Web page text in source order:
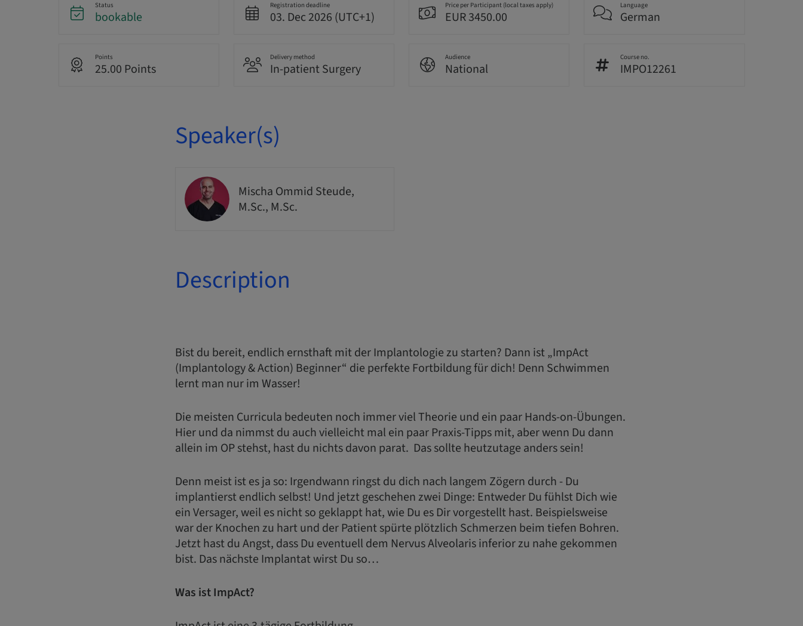
Status
bookable
Registration deadline
03. Dec 2026 (UTC+1)
Price per Participant (local taxes apply)
EUR 3450.00
Language
German
Points
25.00 Points
Delivery method
In-patient Surgery
Audience
National
Course no.
IMPO12261
Speaker(s)
Mischa Ommid Steude,
M.Sc., M.Sc.
Description
Bist du bereit, endlich ernsthaft mit der Implantologie zu starten? Dann ist „ImpAct
(Implantology & Action) Beginner“ die perfekte Fortbildung für dich! Denn Schwimmen
lernt man nur im Wasser!
Die meisten Curricula bedeuten noch immer viel Theorie und ein paar Hands-on-Übungen.
Hier und da nimmst du auch vielleicht mal ein paar Praxis-Tipps mit, aber wenn Du dann
allein im OP stehst, hast du nichts davon parat. Das sollte heutzutage anders sein!
Denn meist ist es ja so: Irgendwann ringst du dich nach langem Zögern durch - Du
implantierst endlich selbst! Und jetzt geschehen zwei Dinge: Entweder Du fühlst Dich wie
ein Versager, weil es nicht so geklappt hat, wie Du es Dir vorgestellt hast. Beispielsweise
war der Knochen zu hart und der Patient spürte plötzlich Schmerzen beim tiefen Bohren.
Jetzt hast du Angst, dass Du eventuell dem Nervus Alveolaris inferior zu nahe gekommen
bist. Das nächste Implantat wirst Du so…
Was ist ImpAct?